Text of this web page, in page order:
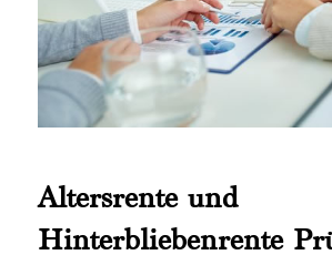
Altersrente und
Hinterbliebenrente